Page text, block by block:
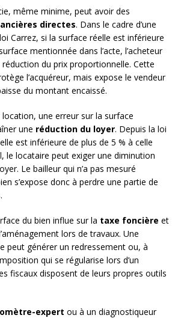
même minime, peut avoir des
directes. Dans le cadre d’une
Carrez, si la surface réelle est inférieure
mentionnée dans l’acte, l’acheteur
du prix proportionnelle. Cette
l’acquéreur, mais expose le vendeur
du montant encaissé.
location, une erreur sur la surface
une réduction du loyer. Depuis la loi
est inférieure de plus de 5 % à celle
le locataire peut exiger une diminution
Le bailleur qui n’a pas mesuré
s’expose donc à perdre une partie de
du bien influe sur la taxe foncière et
lors de travaux. Une
peut générer un redressement ou, à
qui se régularise lors d’un
fiscaux disposent de leurs propres outils
expert ou à un diagnostiqueur